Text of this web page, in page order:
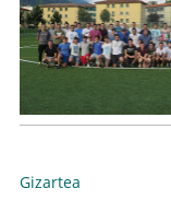
Gizartea